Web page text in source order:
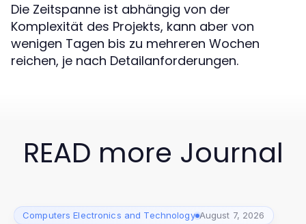
Die Zeitspanne ist abhängig von der
Komplexität des Projekts, kann aber von
wenigen Tagen bis zu mehreren Wochen
reichen, je nach Detailanforderungen.
READ more Journal
Computers Electronics and Technology August 7, 2026